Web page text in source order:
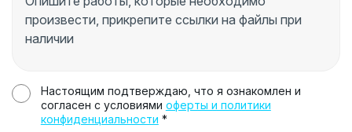
Настоящим подтверждаю, что я ознакомлен и
согласен с условиями оферты и политики
конфиденциальности *